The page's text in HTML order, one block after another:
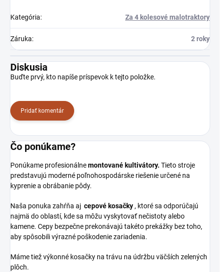
Kategória: Za 4 kolesové malotraktory
Záruka: 2 roky
Diskusia
Buďte prvý, kto napíše príspevok k tejto položke.
Pridať komentár
Čo ponúkame?
Ponúkame profesionálnemontované kultivátory. Tieto stroje
predstavujú moderné poľnohospodárske riešenie určené na
kyprenie a obrábanie pôdy.
Naša ponuka zahŕňa aj cepové kosačky , ktoré sa odporúčajú
najmä do oblastí, kde sa môžu vyskytovať nečistoty alebo
kamene. Cepy bezpečne prekonávajú takéto prekážky bez toho,
aby spôsobili výrazné poškodenie zariadenia.
Máme tiež výkonné kosačky na trávu na údržbu väčších zelených
plôch.